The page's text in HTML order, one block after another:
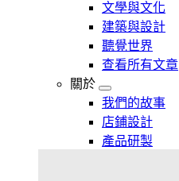
文學與文化
建築與設計
聽覺世界
查看所有文章
關於
我們的故事
店鋪設計
產品研製